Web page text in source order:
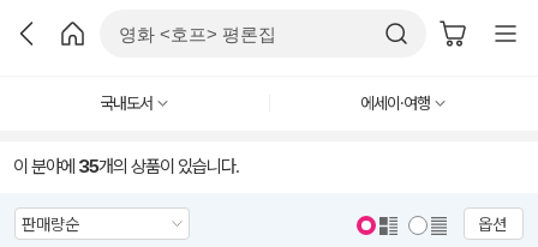
국내도서 에세이·여행
이 분야에 35개의 상품이 있습니다.
옵션